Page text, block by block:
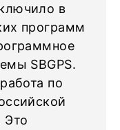
в
программ
SBGPS.
по
Это